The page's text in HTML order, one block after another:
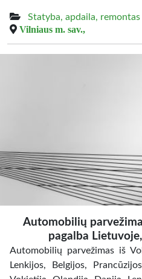
Statyba, apdaila, remontas
Vilniaus m. sav.,
Automobilių
pagalba
Automobilių parvežimas iš
Lenkijos, Belgijos,